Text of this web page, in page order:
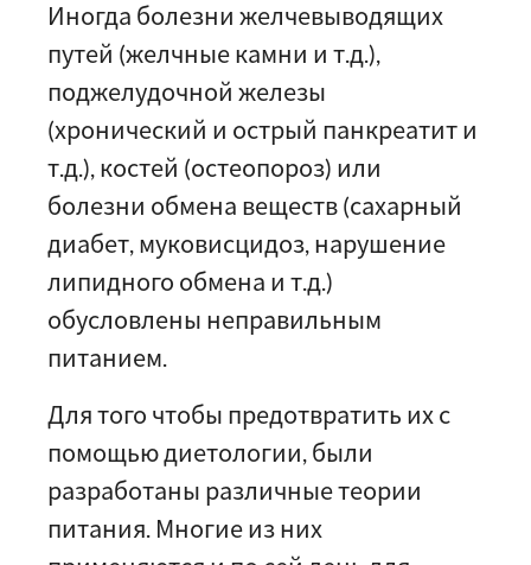
Иногда болезни желчевыводящих
путей (желчные камни и т.д.),
поджелудочной железы
(хронический и острый панкреатит и
т.д.), костей (остеопороз) или
болезни обмена веществ (сахарный
диабет, муковисцидоз, нарушение
липидного обмена и т.д.)
обусловлены неправильным
питанием.
Для того чтобы предотвратить их с
помощью диетологии, были
разработаны различные теории
питания. Многие из них